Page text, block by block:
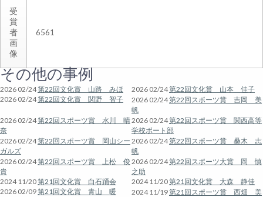
受
賞
者
画
像
6561
その他の事例
2026 02/24第22回文化賞 山路 みほ 2026 02/24第22回文化賞 山本 佳子
2026 02/24第22回文化賞 関野 智子 2026 02/24第22回スポーツ賞 吉岡 美
帆
2026 02/24第22回スポーツ賞 水川 晴
奈
2026 02/24第22回スポーツ賞 関西高等
学校ボート部
2026 02/24第22回スポーツ賞 岡山シー
ガルズ
2026 02/24第22回スポーツ賞 桑木 志
帆
2026 02/24第22回スポーツ賞 上松 俊
貴
2026 02/24第22回スポーツ大賞 岡 慎
之助
2024 11/20第21回文化賞 白石踊会 2024 11/20第21回文化賞 大森 静佳
2026 02/09第21回文化賞 青山 暖 2024 11/19第21回スポーツ賞 西畑 美